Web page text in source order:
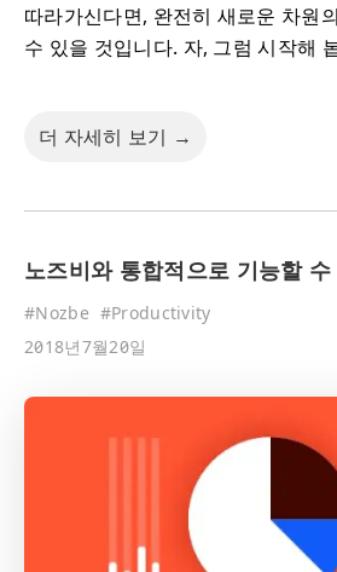
따라가신다면, 완전히 새로운 차원
수 있을 것입니다. 자, 그럼 시작해
더 자세히 보기 →
노즈비와 통합적으로 기능할 수
#Nozbe #Productivity
2018년7월20일